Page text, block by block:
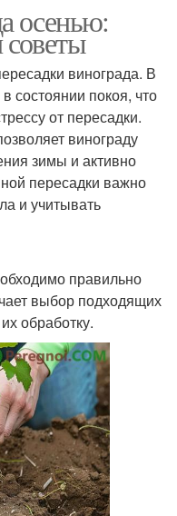
осенью:
винограда. В
состоянии покоя, что
от пересадки.
винограду
зимы и активно
пересадки важно
и учитывать
правильно
выбор подходящих
обработку.